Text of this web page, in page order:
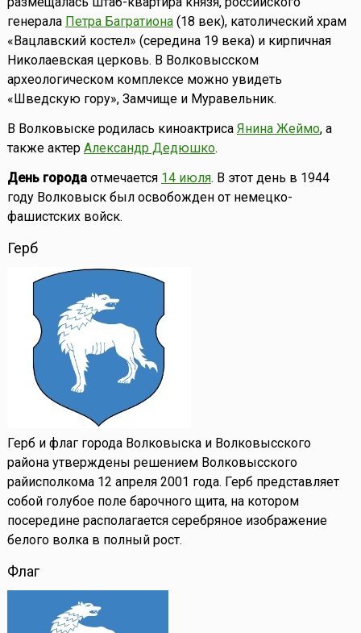
генерала Петра Багратиона(18 век), католический храм
«Вацлавский костел» (середина 19 века) и кирпичная
Николаевская церковь. В Волковысском
археологическом комплексе можно увидеть
«Шведскую гору», Замчище и Муравельник.
В Волковыске родилась киноактриса Янина Жеймо, а
также актер Александр Дедюшко.
День городаотмечается 14 июля. В этот день в 1944
году Волковыск был освобожден от немецко-
фашистских войск.
Герб
Герб и флаг города Волковыска и Волковысского
района утверждены решением Волковысского
райисполкома 12 апреля 2001 года. Герб представляет
собой голубое поле барочного щита, на котором
посередине располагается серебряное изображение
белого волка в полный рост.
Флаг